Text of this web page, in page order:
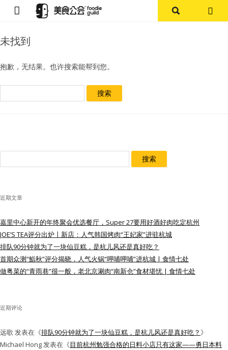
探店报告
水区
公会活动
私家厨房
未找到
抱歉，无结果。也许搜索能帮到您。
索：
索：
近期文章
嘉里中心新开的年终聚会优选餐厅，Super 27要用好酒好肉吃定杭州
JOE’S TEA评分出炉丨新店：人气韩国烤肉“王妃家”进驻杭城
排队90分钟就为了一块仙豆糕，是杭儿风还是真好吃？
首期众测“鮨秋”评分揭晓，人气火锅“呷哺呷哺”进杭城 | 食情七处
做粤菜的“青雨巷”很一般，老北京涮肉“南新仓”食材堪忧 | 食情七处
近期评论
远歌 发表在《排队90分钟就为了一块仙豆糕，是杭儿风还是真好吃？ 》
Michael Hong发表在《目前杭州勉强合格的日料小店只有这家——勇日本料